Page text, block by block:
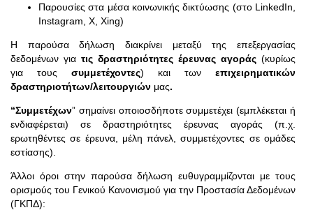
Παρουσίες στα μέσα κοινωνικής δικτύωσης (στο LinkedIn,
Instagram, X, Xing)
Η παρούσα δήλωση διακρίνει μεταξύ της επεξεργασίας
δεδομένων για τις δραστηριότητες έρευνας αγοράς (κυρίως
για τους συμμετέχοντες) και των επιχειρηματικών
δραστηριοτήτων/λειτουργιών μας.
“Συμμετέχων” σημαίνει οποιοσδήποτε συμμετέχει (εμπλέκεται ή
ενδιαφέρεται) σε δραστηριότητες έρευνας αγοράς (π.χ.
ερωτηθέντες σε έρευνα, μέλη πάνελ, συμμετέχοντες σε ομάδες
εστίασης).
Άλλοι όροι στην παρούσα δήλωση ευθυγραμμίζονται με τους
ορισμούς του Γενικού Κανονισμού για την Προστασία Δεδομένων
(ΓΚΠΔ):